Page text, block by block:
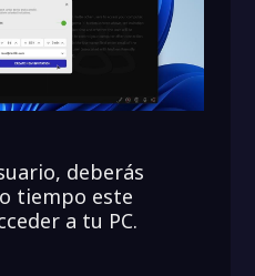
deberás
tiempo este
a tu PC.